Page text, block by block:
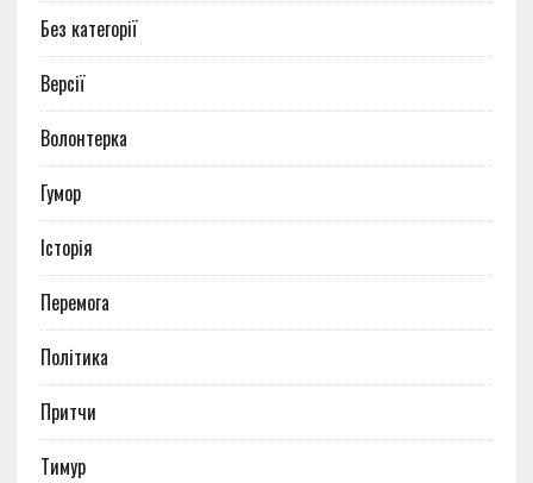
Без категорії
Версії
Волонтерка
Гумор
Історія
Перемога
Політика
Притчи
Тимур